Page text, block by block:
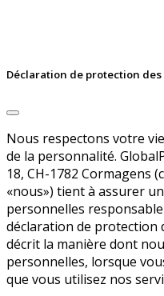
Déclaration de protection
Nous respectons votre
de la personnalité.
18, CH-1782 Cormagens
«nous») tient à assurer
personnelles
déclaration de protection
décrit la manière dont
personnelles, lorsque
que vous utilisez nos